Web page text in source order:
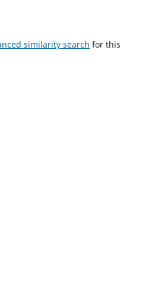
similarity search for this